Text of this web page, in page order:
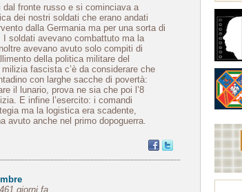
fronte russo e si cominciava a
dei nostri soldati che erano andati
dalla Germania ma per una sorta di
soldati avevano combattuto ma la
avevano avuto solo compiti di
della politica militare del
fascista c’è da considerare che
con larghe sacche di povertà:
il lunario, prova ne sia che poi l’8
E infine l’esercito: i comandi
ma la logistica era scadente,
avuto anche nel primo dopoguerra.
giorni fa